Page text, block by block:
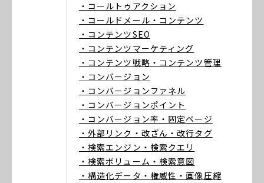
・コールトゥアクション
・コールドメール ・コンテンツ
・コンテンツSEO
・コンテンツマーケティング
・コンテンツ戦略 ・コンテンツ管理
・コンバージョン
・コンバージョンファネル
・コンバージョンポイント
・コンバージョン率 ・固定ページ
・外部リンク ・改ざん ・改行タグ
・検索エンジン ・検索クエリ
・検索ボリューム ・検索意図
・構造化データ ・権威性 ・画像圧縮